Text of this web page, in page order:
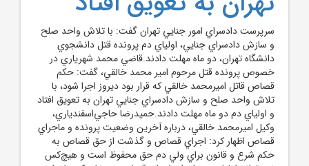
سرپرست دادسراي امور جنايي تهران گفت: با تلاش واحد صلح
و سازش دادسراي جنايي، اولياي دم پرونده قتل دانشجوي
دانشگاه تهران، دو ماه مهلت دادند.قاضي محمد شهرياري در
خصوص پرونده قتل مرحوم امير محمد خالقي، گفت: حکم
قصاص قاتل اميرمحمد خالقي که قرار بود ديروز اجرا شود، با
تلاش واحد صلح و سازش دادسراي جنايي تهران به تعويق افتاد
و اولياي دم دو ماه مهلت دادند.حميدرضا حاجي‌اسفندياري،
وکيل اميرمحمد خالقي، درباره آخرين وضعيت پرونده و ماجراي
قصاص اظهار کرد: اجراي قصاص و گذشت از حق قصاص به
حکم شرع و قانون براي ولي دم حق محفوظ است و هيچ‌کس